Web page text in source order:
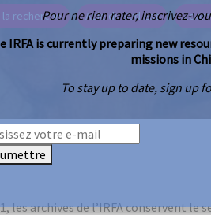
la recherche Asie du Sud-Est
les archives de l’IRFA conservent
Pour ne rien rater, inscrivez-
IRFA is currently preparing new
missions in
To stay up to date, sign up